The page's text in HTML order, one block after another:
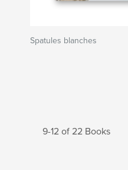
Spatules blanches
9-12 of 22 Books